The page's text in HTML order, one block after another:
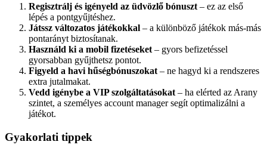
Regisztrálj és igényeld az üdvözlő bónuszt – ez az első
lépés a pontgyűjtéshez.
Játssz változatos játékokkal – a különböző játékok más-más
pontarányt biztosítanak.
Használd ki a mobil fizetéseket – gyors befizetéssel
gyorsabban gyűjthetsz pontot.
Figyeld a havi hűségbónuszokat – ne hagyd ki a rendszeres
extra jutalmakat.
Vedd igénybe a VIP szolgáltatásokat – ha elérted az Arany
szintet, a személyes account manager segít optimalizálni a
játékot.
Gyakorlati tippek